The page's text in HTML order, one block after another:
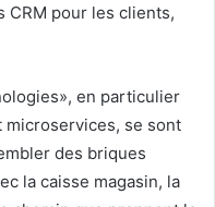
CRM pour les clients,
en particulier
se sont
des briques
la caisse magasin, la